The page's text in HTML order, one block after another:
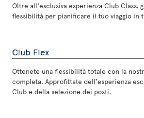
Oltre all'esclusiva esperienza Club Class,
flessibilità per pianificare il tuo viaggio in
Club Flex
Ottenete una flessibilità totale con la
completa. Approfittate dell'esperienza
Club e della selezione dei posti.